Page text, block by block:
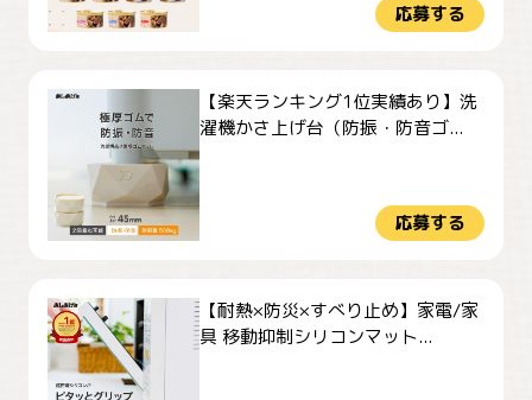
応募する
【楽天ランキング1位実績あり】洗
濯機かさ上げ台（防振・防音ゴ...
応募する
【耐熱×防災×すべり止め】家電/家
具 移動抑制シリコンマット...